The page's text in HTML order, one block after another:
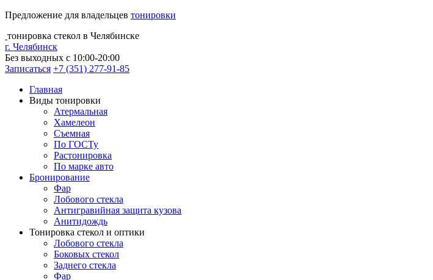
Предложение для владельцев тонировки
тонировка стекол в Челябинске
г. Челябинск
Без выходных с 10:00-20:00
Записаться +7 (351) 277-91-85
Главная
Виды тонировки
Атермальная
Хамелеон
Съемная
По ГОСТу
Растонировка
По марке авто
Бронирование
Фар
Лобового стекла
Антигравийная защита кузова
Анитидождь
Тонировка стекол и оптики
Лобового стекла
Боковых стекол
Заднего стекла
Фар